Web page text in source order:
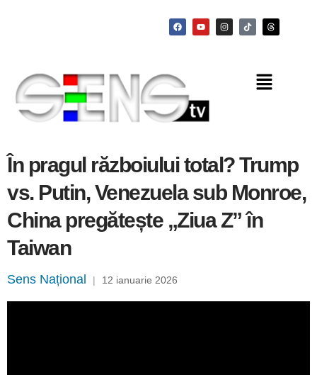
În pragul războiului total? Trump
vs. Putin, Venezuela sub Monroe,
China pregătește „Ziua Z” în
Taiwan
Sens Național | 12 ianuarie 2026